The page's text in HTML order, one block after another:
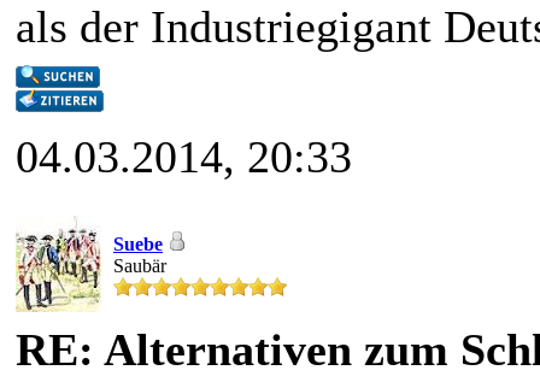
als der Industriegigant
04.03.2014, 20:33
Suebe
Saubär
RE: Alternativen zum